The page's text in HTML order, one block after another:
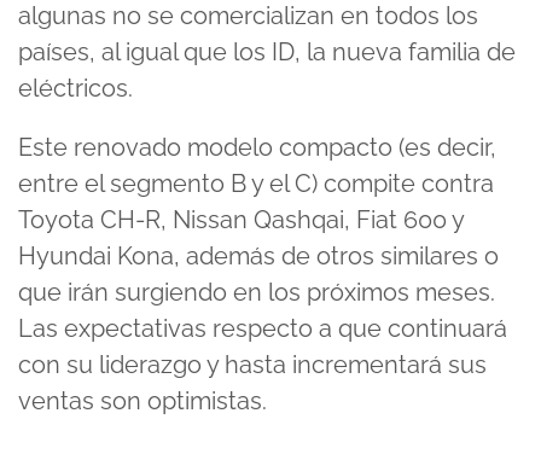
algunas no se comercializan en todos los
países, al igual que los ID, la nueva familia de
eléctricos.
Este renovado modelo compacto (es decir,
entre el segmento B y el C) compite contra
Toyota CH-R, Nissan Qashqai, Fiat 600 y
Hyundai Kona, además de otros similares o
que irán surgiendo en los próximos meses.
Las expectativas respecto a que continuará
con su liderazgo y hasta incrementará sus
ventas son optimistas.